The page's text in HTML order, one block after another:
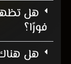
هل تظهر
فورًا؟
هل هناك